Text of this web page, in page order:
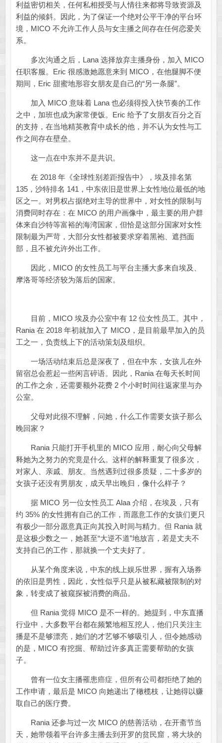
利益密切相关，任何私相授受与人情往来都将导致资源及
利益的倾斜。因此，为了保证一个绝对公平干净的平台环
境，MICO 不允许工作人员与女主播之间存在任何恋爱关
系。
多次沟通之后，Lana 选择放弃主播身份，加入 MICO
任职客服。Eric 很感激她愿意来到 MICO，在他腿脚不便
期间，Eric 甜蜜地形容女朋友是自己的“另一条腿”。
加入 MICO 意味着 Lana 也必须得投入快节奏的工作
之中，加班也成为家常便饭。Eric 给予了女朋友百分之百
的支持，在当地精英教育中成长的他，并不认为女性与工
作之间存在壁垒。
这一点在中东并不是共识。
在 2018 年《全球性别差距报告中》，埃及排名第
135，沙特排名 141，中东依旧是世界上女性地位最低的地
区之一。对男权占据绝对主导的世界中，对女性的限制与
消费同时存在：在 MICO 的用户画像中，最主要的用户群
体来自沙特等富裕的海湾国家，但恰是这部分国家对女性
限制最为严苛，大部分女性都被要求穿着黑袍、遮挡面
部，且不被允许外出工作。
因此，MICO 的女性员工与平台主播大多来自埃及、
摩洛哥等经济较为落后的国家。
目前，MICO 埃及办公室中有 12 位女性员工。其中，
Rania 在 2018 年初就加入了 MICO，是目前最早加入的员
工之一，负责线上下的活动策划及组织。
一场活动结束后总是深夜了，但在中东，女孩儿在外
留宿总会惹起一些闲言碎语。因此，Rania 在每天长时间
的工作之余，还需要额外花费 2 个小时时间往返家里与办
公室。
父母对此很不理解，问她，什么工作需要女孩子那么
晚回家？
Rania 只能打开手机里的 MICO 应用，耐心向父母解
释她为之努力的究竟是什么。这样的解释重复了很多次，
对家人、亲戚、朋友。当然遇到过很多质疑，二十多岁的
女孩子还没有男朋友，成天早出晚归，像什么样子？
据 MICO 另一位女性员工 Alaa 介绍，在埃及，只有
约 35% 的女性拥有自己的工作，而愿意工作的女孩们更只
有极少一部分愿意真正向其投入时间与精力。但 Rania 就
是这极少数之一，她甚至“大逆不道”地放言，若是丈夫不
支持自己的工作，那就换一个丈夫好了。
从某个角度来说，中东的线上娱乐世界，握有入场券
的依旧是男性，因此，女性似乎只是从被私藏被限制的对
象，转变成了被窥探被消费的商品。
但 Rania 觉得 MICO 是不一样的。她提到，中东直播
行业中，大多数平台都在频繁地相互挖人，他们只关注主
播是不是够漂亮，她们的才艺够不够吸引人，但令她感动
的是，MICO 有挖掘、帮助过许多真正需要帮助的女孩
子。
曾有一位女主播罹患癌症，但所有公司都拒绝了她的
工作申请，最后是 MICO 向她递出了橄榄枝，让她得以赚
取自己的医疗费。
Rania 还参与过一次 MICO 的慈善活动，在开斋节当
天，她带领着平台许多主播去到开罗的贫民窟，将大块的